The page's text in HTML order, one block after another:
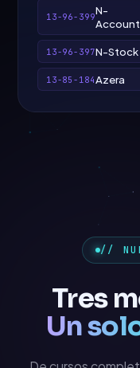
13-96-399N-
13-96-397N-Stock
13-85-184Azera
//
Tres
Un